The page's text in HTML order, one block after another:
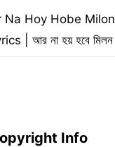
Na Hoy Hobe Milon
| আর না হয় হবে মিলন
Info